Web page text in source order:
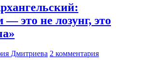
это не лозунг, это
Дмитриева 2 комментария